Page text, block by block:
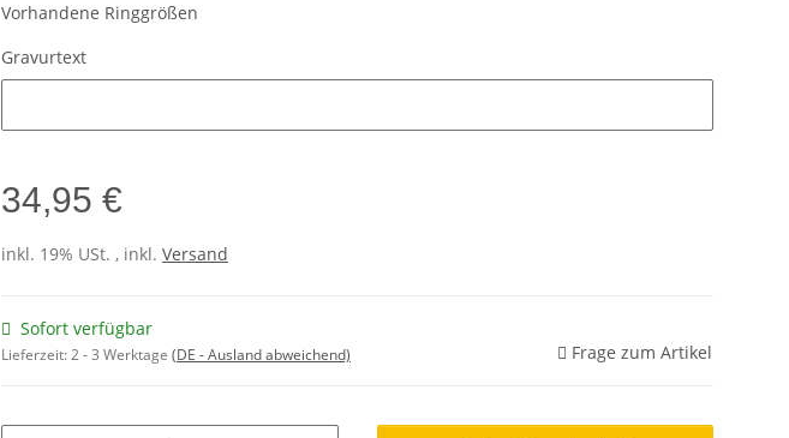
Vorhandene Ringgrößen
Gravurtext
34,95 €
inkl. 19% USt. , inkl. Versand
Sofort verfügbar
Lieferzeit:2 - 3 Werktage (DE - Ausland abweichend) Frage zum Artikel